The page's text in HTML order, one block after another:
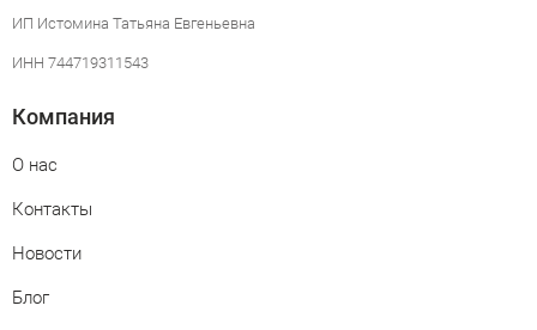
ИП Истомина Татьяна Евгеньевна
ИНН 744719311543
Компания
О нас
Контакты
Новости
Блог